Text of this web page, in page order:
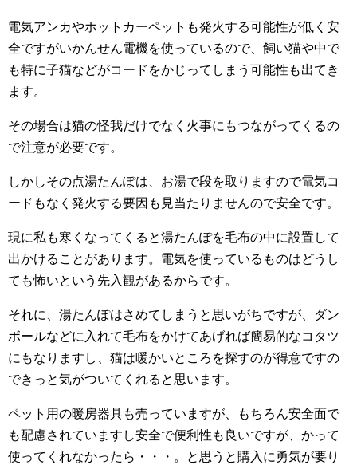
電気アンカやホットカーペットも発火する可能性が低く安
全ですがいかんせん電機を使っているので、飼い猫や中で
も特に子猫などがコードをかじってしまう可能性も出てき
ます。
その場合は猫の怪我だけでなく火事にもつながってくるの
で注意が必要です。
しかしその点湯たんぽは、お湯で段を取りますので電気コ
ードもなく発火する要因も見当たりませんので安全です。
現に私も寒くなってくると湯たんぽを毛布の中に設置して
出かけることがあります。電気を使っているものはどうし
ても怖いという先入観があるからです。
それに、湯たんぽはさめてしまうと思いがちですが、ダン
ボールなどに入れて毛布をかけてあげれば簡易的なコタツ
にもなりますし、猫は暖かいところを探すのが得意ですの
できっと気がついてくれると思います。
ペット用の暖房器具も売っていますが、もちろん安全面で
も配慮されていますし安全で便利性も良いですが、かって
使ってくれなかったら・・・。と思うと購入に勇気が要り